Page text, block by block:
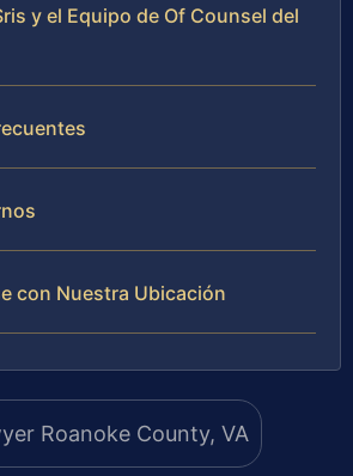
y el Equipo de Of Counsel del
con Nuestra Ubicación